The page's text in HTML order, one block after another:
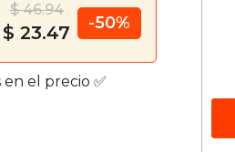
$ 46.94
$ 23.47 -50%
el precio ✅